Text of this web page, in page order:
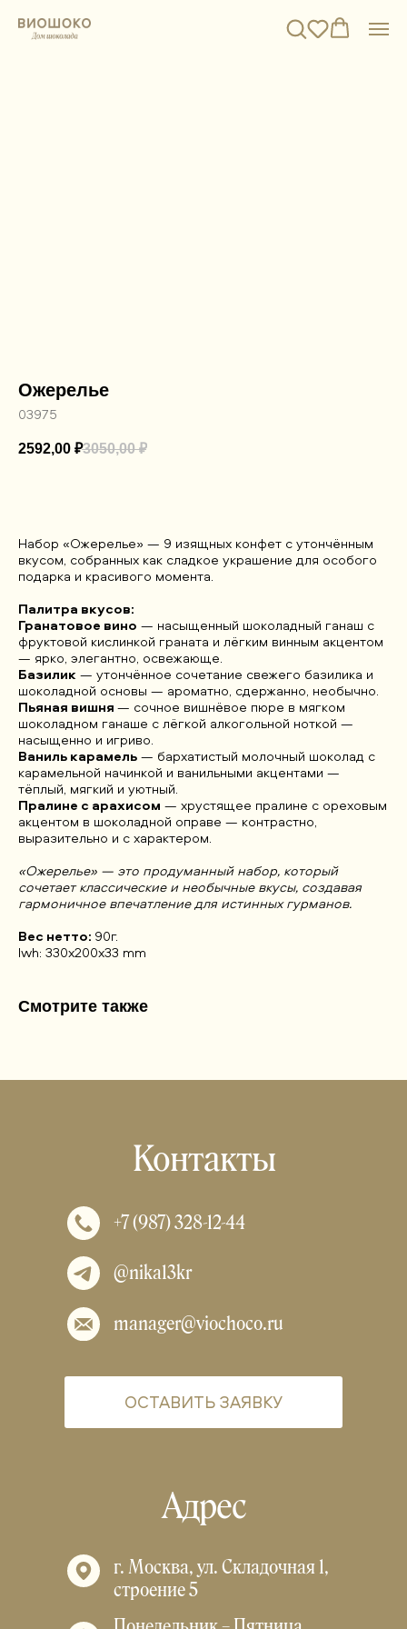
Ожерелье
03975
2592,00 ₽3050,00 ₽
Набор «Ожерелье» — 9 изящных конфет с утончённым
вкусом, собранных как сладкое украшение для особого
подарка и красивого момента.
Палитра вкусов:
Гранатовое вино — насыщенный шоколадный ганаш с
фруктовой кислинкой граната и лёгким винным акцентом
— ярко, элегантно, освежающе.
Базилик — утончённое сочетание свежего базилика и
шоколадной основы — ароматно, сдержанно, необычно.
Пьяная вишня— сочное вишнёвое пюре в мягком
шоколадном ганаше с лёгкой алкогольной ноткой —
насыщенно и игриво.
Ваниль карамель— бархатистый молочный шоколад с
карамельной начинкой и ванильными акцентами —
тёплый, мягкий и уютный.
Пралине с арахисом — хрустящее пралине с ореховым
акцентом в шоколадной оправе — контрастно,
выразительно и с характером.
«Ожерелье» — это продуманный набор, который
сочетает классические и необычные вкусы, создавая
гармоничное впечатление для истинных гурманов.
Вес нетто: 90г.
lwh: 330x200x33 mm
Смотрите также
Контакты
Адрес
+7 (987) 328-12-44
@nika13kr
manager@viochoco.ru
ОСТАВИТЬ ЗАЯВКУ
г. Москва, ул. Складочная 1,
строение 5